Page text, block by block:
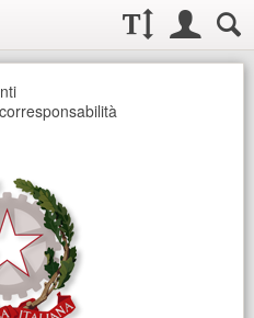
desktop
imposta un basso contrasto.
Casella
Dimensioni testo:
Accesso